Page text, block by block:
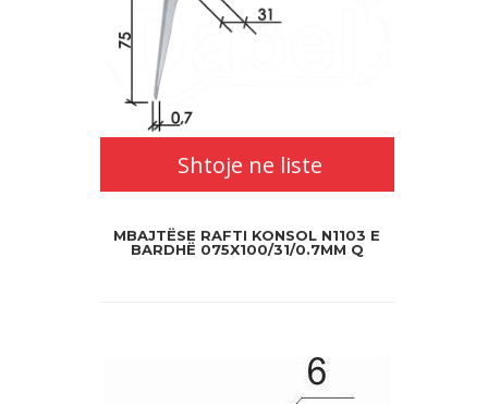
Shtoje ne liste
MBAJTËSE RAFTI KONSOL N1103 E
BARDHË 075X100/31/0.7MM Q